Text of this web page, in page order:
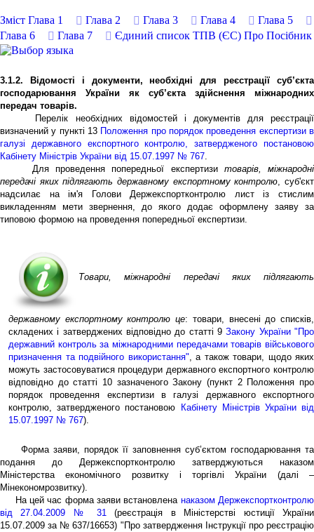
Зміст Глава 1 Глава 2 Глава 3 Глава 4
Глава 5
Глава 6
Глава 7 Єдиний список ТПВ (ЄС) Про Посібник
3.1.2. Відомості і документи, необхідні для реєстрації суб’єкта
господарювання України як суб’єкта здійснення міжнародних
передач товарів.
Перелік необхідних відомостей і документів для реєстрації
визначений у пункті 13 Положення про порядок проведення експертизи в
галузі державного експортного контролю, затвердженого постановою
Кабінету Міністрів України від 15.07.1997 № 767.
Для проведення попередньої експертизи товарів, міжнародні
передачі яких підлягають державному експортному контролю, суб'єкт
надсилає на ім'я Голови Держекспортконтролю лист із стислим
викладенням мети звернення, до якого додає оформлену заяву за
типовою формою на проведення попередньої експертизи.
Товари, міжнародні передачі яких підлягають
державному експортному контролю це: товари, внесені до списків,
складених і затверджених відповідно до статті 9Закону України "Про
державний контроль за міжнародними передачами товарів військового
призначення та подвійного використання", а також товари, щодо яких
можуть застосовуватися процедури державного експортного контролю
відповідно до статті 10 зазначеного Закону (пункт 2 Положення про
порядок проведення експертизи в галузі державного експортного
контролю, затвердженого постановою Кабінету Міністрів України від
15.07.1997 № 767).
Форма заяви, порядок її заповнення суб’єктом господарювання та
подання до Держекспортконтролю затверджуються наказом
Міністерства економічного розвитку і торгівлі України (далі –
Мінекономрозвитку).
На цей час форма заяви встановлена наказом Держекспортконтролю
від 27.04.2009 № 31(реєстрація в Міністерстві юстиції України
15.07.2009 за № 637/16653) "Про затвердження Інструкції про реєстрацію